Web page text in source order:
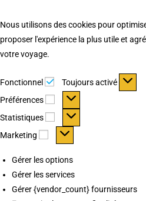
Nous utilisons des cookies pour
proposer l'expérience la plus utile et
votre voyage.
Fonctionnel Fonctionnel
Toujours activé
Préférences
Préférences
Statistiques Statistiques
Marketing Marketing
Gérer les options
Gérer les services
Gérer {vendor_count} fournisseurs